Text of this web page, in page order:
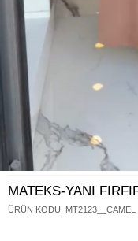
MATEKS-YANI
ÜRÜN KODU: MT2123__CAMEL